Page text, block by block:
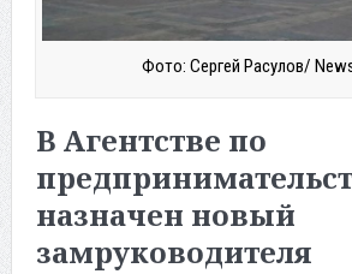
Фото: Сергей Расулов/
В Агентстве по
назначен новый
замруководителя